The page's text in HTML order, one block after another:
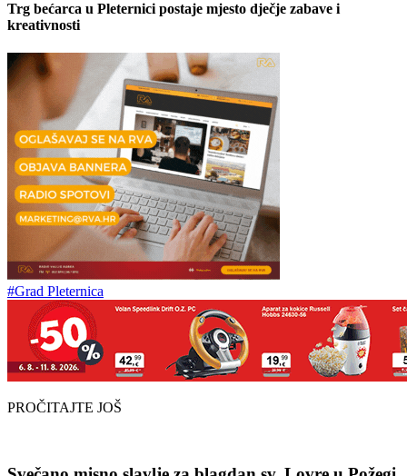
Trg bećarca u Pleternici postaje mjesto dječje zabave i
kreativnosti
#Grad Pleternica
PROČITAJTE JOŠ